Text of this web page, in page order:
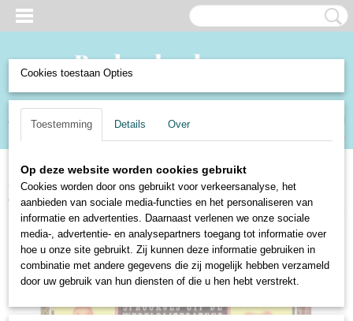
Inloggen Registreren
(0)
Home>Boeken en Strips> Boeken>Kinderboeken>Sprookjes
Sprookjes van de Azteken, Maya's en Tolteken
Cookies toestaan Opties
Toestemming Details Over
Op deze website worden cookies gebruikt
Cookies worden door ons gebruikt voor verkeersanalyse, het
aanbieden van sociale media-functies en het personaliseren van
informatie en advertenties. Daarnaast verlenen we onze sociale
media-, advertentie- en analysepartners toegang tot informatie over
hoe u onze site gebruikt. Zij kunnen deze informatie gebruiken in
combinatie met andere gegevens die zij mogelijk hebben verzameld
door uw gebruik van hun diensten of die u hen hebt verstrekt.